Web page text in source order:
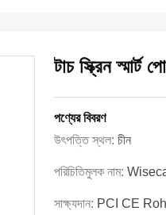
টাচ স্ক্রিন স্মার্ট
পণ্যের বিবরণ
উৎপত্তি স্থল: চীন
পরিচিতিমুলক নাম:
সাক্ষ্যদান: PCI CE